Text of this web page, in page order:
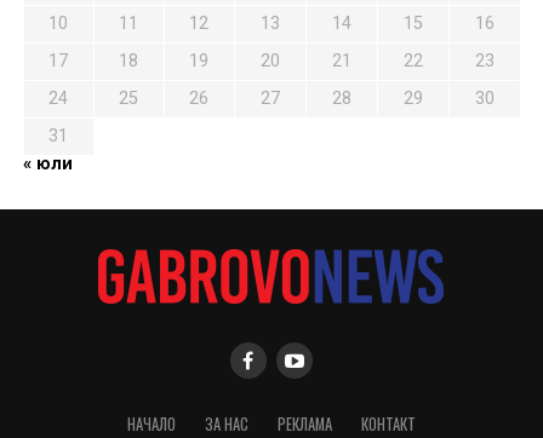
10
11 12 13 14 15
16
17
18 19 20 21 22
23
24
25 26 27 28 29
30
31
« юли
НАЧАЛО ЗА НАС РЕКЛАМА КОНТАКТ